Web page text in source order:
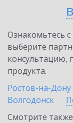
Ознакомьтесь
выберите
консультацию,
продукта.
Ростов-на-Дону
Волгодонск
Смотрите